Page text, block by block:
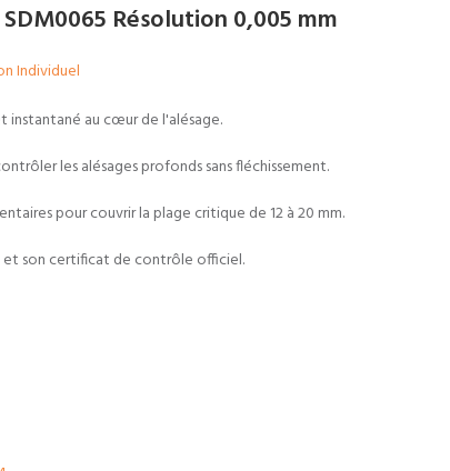
Résolution 0,005 mm
Individuel
instantané au cœur de l'alésage.
les alésages profonds sans fléchissement.
pour couvrir la plage critique de 12 à 20 mm.
et son certificat de contrôle officiel.